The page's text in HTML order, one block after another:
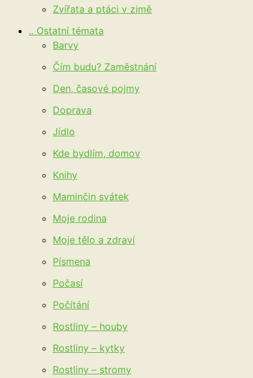
Zvířata a ptáci v zimě
.. Ostatní témata
Barvy
Čím budu? Zaměstnání
Den, časové pojmy
Doprava
Jídlo
Kde bydlím, domov
Knihy
Maminčin svátek
Moje rodina
Moje tělo a zdraví
Písmena
Počasí
Počítání
Rostliny – houby
Rostliny – kytky
Rostliny – stromy